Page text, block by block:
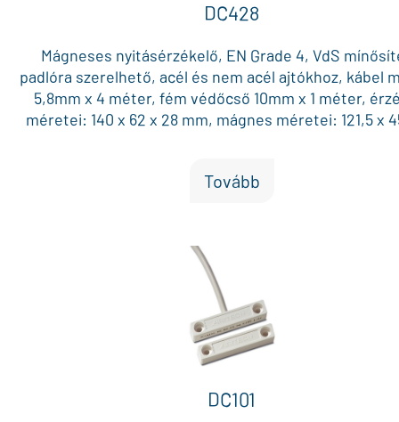
DC428
Mágneses nyitásérzékelő, EN Grade 4, VdS
padlóra szerelhető, acél és nem acél ajtókhoz, kábel
5,8mm x 4 méter, fém védőcső 10mm x 1 méter,
méretei: 140 x 62 x 28 mm, mágnes méretei: 121,5 x
Tovább
DC101